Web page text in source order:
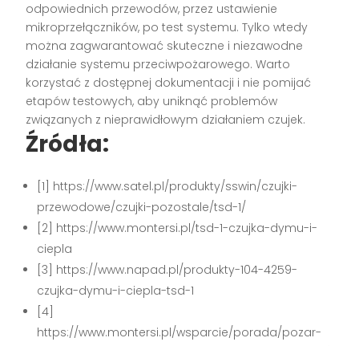
odpowiednich przewodów, przez ustawienie
mikroprzełączników, po test systemu. Tylko wtedy
można zagwarantować skuteczne i niezawodne
działanie systemu przeciwpożarowego. Warto
korzystać z dostępnej dokumentacji i nie pomijać
etapów testowych, aby uniknąć problemów
związanych z nieprawidłowym działaniem czujek.
Źródła:
[1] https://www.satel.pl/produkty/sswin/czujki-
przewodowe/czujki-pozostale/tsd-1/
[2] https://www.montersi.pl/tsd-1-czujka-dymu-i-
ciepla
[3] https://www.napad.pl/produkty-104-4259-
czujka-dymu-i-ciepla-tsd-1
[4]
https://www.montersi.pl/wsparcie/porada/pozar-